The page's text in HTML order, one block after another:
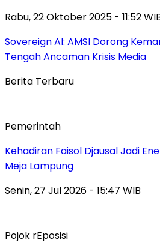
Rabu, 22 Oktober 2025 - 11:52
Sovereign AI: AMSI Dorong
Tengah Ancaman Krisis Media
Berita Terbaru
Pemerintah
Kehadiran Faisol Djausal Jadi
Meja Lampung
Senin, 27 Jul 2026 - 15:47 WIB
Pojok rEposisi